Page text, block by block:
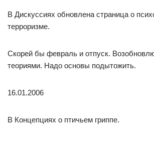
В Дискуссиях обновлена страница о
терроризме.
Скорей бы февраль и отпуск.
теориями. Надо основы подытожить.
16.01.2006
В Концепциях о птичьем гриппе.